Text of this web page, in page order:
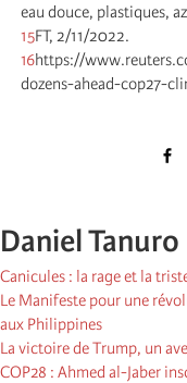
eau douce, plastiques,
15FT, 2/11/2022.
16https://
dozens-ahead-cop27-
Daniel Tanuro
Canicules : la rage et la
Le Manifeste pour une
aux Philippines
La victoire de Trump, un
COP28 : Ahmed al-Jaber